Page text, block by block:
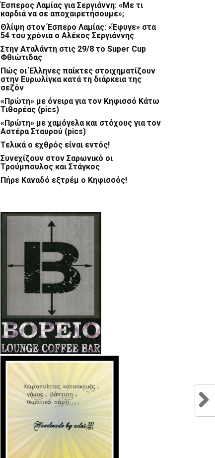
Έσπερος Λαμίας για Σεργιάννη: «Με τι
καρδιά να σε αποχαιρετήσουμε»;
Θλίψη στον Έσπερο Λαμίας: «Έφυγε» στα
54 του χρόνια ο Αλέκος Σεργιάννης
Στην Αταλάντη στις 29/8 το Super Cup
Φθιώτιδας
Πώς οι Έλληνες παίκτες στοιχηματίζουν
στην Ευρωλίγκα κατά τη διάρκεια της
σεζόν
«Πρώτη» με όνειρα για τον Κηφισσό Κάτω
Τιθορέας (pics)
«Πρώτη» με χαμόγελα και στόχους για τον
Αστέρα Σταυρού (pics)
Τελικά ο εχθρός είναι εντός!
Συνεχίζουν στον Σαρωνικό οι
Τρούμπουλος και Στάγκος
Πήρε Καναδό εξτρέμ ο Κηφισσός!